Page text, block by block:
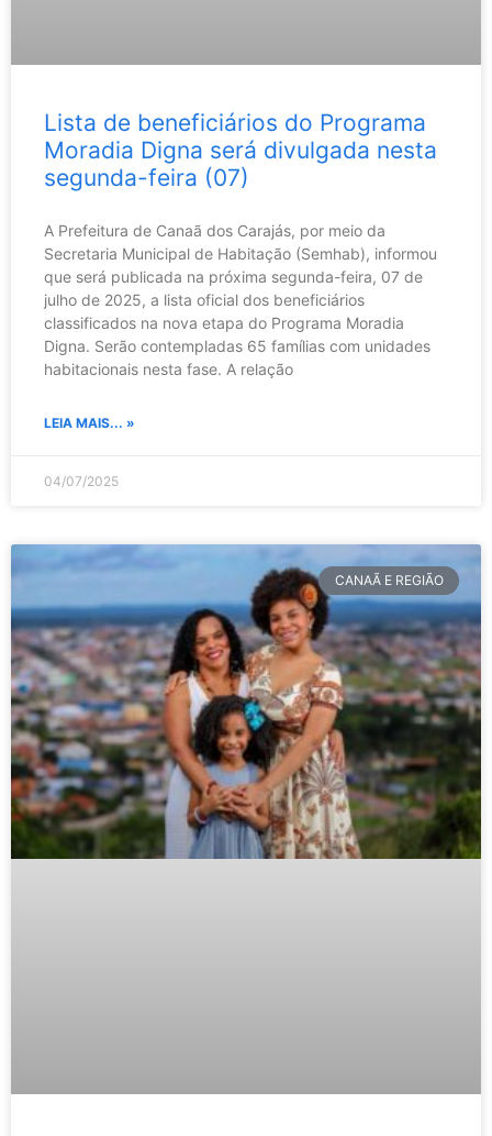
Lista de beneficiários do Programa
Moradia Digna será divulgada nesta
segunda-feira (07)
A Prefeitura de Canaã dos Carajás, por meio da
Secretaria Municipal de Habitação (Semhab), informou
que será publicada na próxima segunda-feira, 07 de
julho de 2025, a lista oficial dos beneficiários
classificados na nova etapa do Programa Moradia
Digna. Serão contempladas 65 famílias com unidades
habitacionais nesta fase. A relação
LEIA MAIS... »
04/07/2025
CANAÃ E REGIÃO